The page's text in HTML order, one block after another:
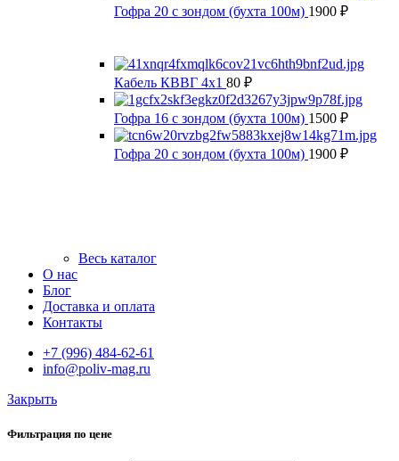
Гофра 20 с зондом (бухта 100м) 1900 ₽
Кабель КВВГ 4х1 80 ₽
Гофра 16 с зондом (бухта 100м) 1500 ₽
Гофра 20 с зондом (бухта 100м) 1900 ₽
Весь каталог
О нас
Блог
Доставка и оплата
Контакты
+7 (996) 484-62-61
info@poliv-mag.ru
Закрыть
Фильтрация по цене